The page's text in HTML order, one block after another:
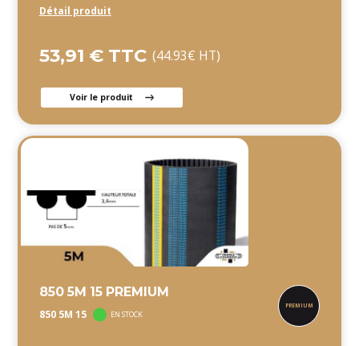
Détail produit
53,91 € TTC (44.93€ HT)
Voir le produit
850 5M 15 PREMIUM
850 5M 15 EN STOCK